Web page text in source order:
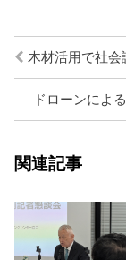
木材活用で社会
ドローンによ
関連記事